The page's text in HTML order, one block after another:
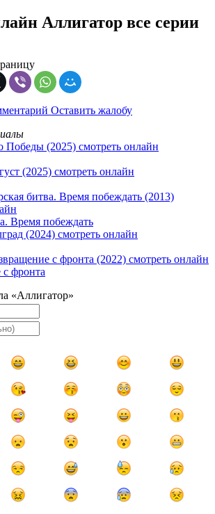
Аллигатор все серии
Оставить жалобу
Время побеждать
фронта
«Аллигатор»